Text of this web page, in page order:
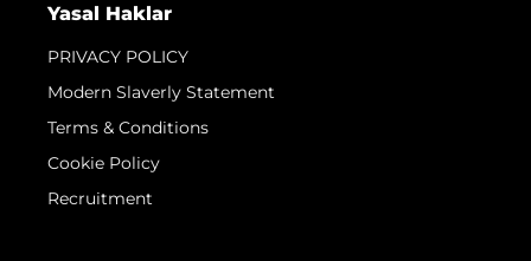
Yasal Haklar
PRIVACY POLICY
Modern Slaverly Statement
Terms & Conditions
Cookie Policy
Recruitment